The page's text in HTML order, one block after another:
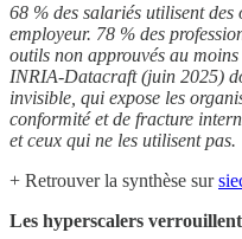
68 % des salariés utilisent
employeur. 78 % des
outils non approuvés au
INRIA-Datacraft (juin 2025)
invisible, qui expose les
conformité et de fracture
et ceux qui ne les utilisent pas.
+ Retrouver la synthèse sur
Les hyperscalers